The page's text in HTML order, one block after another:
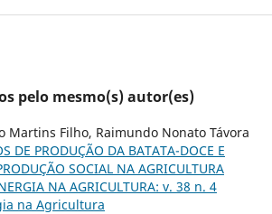
pelo mesmo(s) autor(es)
Martins Filho, Raimundo Nonato Távora
DE PRODUÇÃO DA BATATA-DOCE E
SOCIAL NA AGRICULTURA
NA AGRICULTURA: v. 38 n. 4
na Agricultura